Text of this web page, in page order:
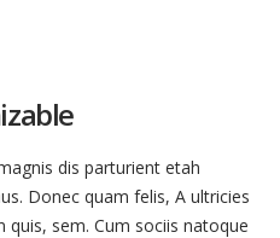
dis parturient etah
Donec quam felis, A ultricies
quis, sem. Cum sociis natoque